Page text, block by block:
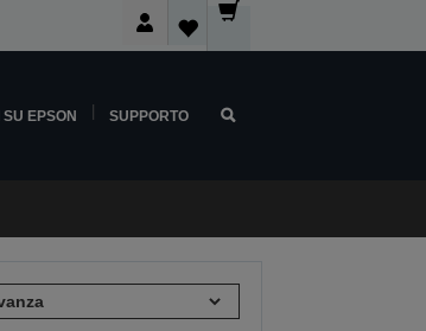
EPSON SUPPORTO